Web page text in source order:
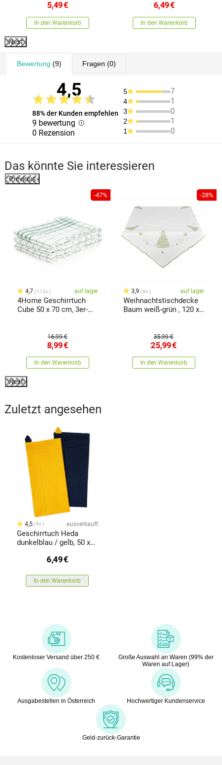
5,49€
In den Warenkorb
6,49€
In den Warenkorb
Next
Bewertung (9) Fragen (0)
4,5
88% der Kunden empfehlen
9 bewertung
0 Rezension
5 7
4 1
3 0
2 1
1 0
Das könnte Sie interessieren
Previous
-47%
4,7 112x auf lager
4Home Geschirrtuch
Cube 50 x 70 cm, 3er-
16,99 €
8,99€
In den Warenkorb
-28%
3,9 6x auf lager
Weihnachtstischdecke
Baum weiß-grün , 120 x
35,99 €
25,99€
In den Warenkorb
Next
Zuletzt angesehen
4,5 9x ausverkauft
Geschirrtuch Heda
dunkelblau / gelb, 50 x
6,49€
In den Warenkorb
Kostenloser Versand über 250 €
Große Auswahl an Waren (99% der
Waren auf Lager)
Ausgabestellen in Österreich Hochwertiger Kundenservice
Geld-zurück-Garantie